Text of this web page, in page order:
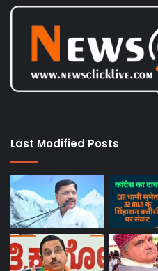
Last Modified Posts